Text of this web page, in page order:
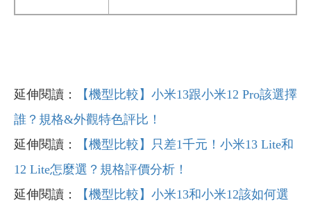
延伸閱讀：
【機型比較】小米13跟小米12 Pro該選擇
誰？規格&外觀特色評比！
延伸閱讀：
【機型比較】只差1千元！小米13 Lite和
12 Lite怎麼選？規格評價分析！
延伸閱讀：
【機型比較】小米13和小米12該如何選